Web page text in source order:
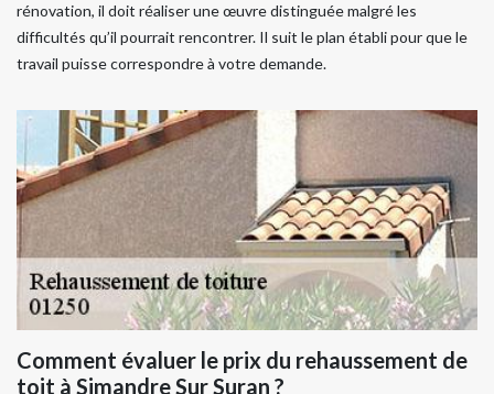
rénovation, il doit réaliser une œuvre distinguée malgré les
difficultés qu’il pourrait rencontrer. Il suit le plan établi pour que le
travail puisse correspondre à votre demande.
Comment évaluer le prix du rehaussement de
toit à Simandre Sur Suran ?